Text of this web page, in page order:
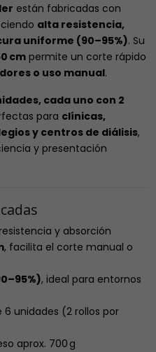
están fabricadas con
alta resistencia,
uniforme (90–95%). Su
cmpermite un corte rápido
o uso manual.
cada uno con 2
para clínicas,
y centros de diálisis,
y presentación
y absorción
, facilita el corte manual o
, ideal para entornos
6 unidades (2 rollos por
aprox. 700 g